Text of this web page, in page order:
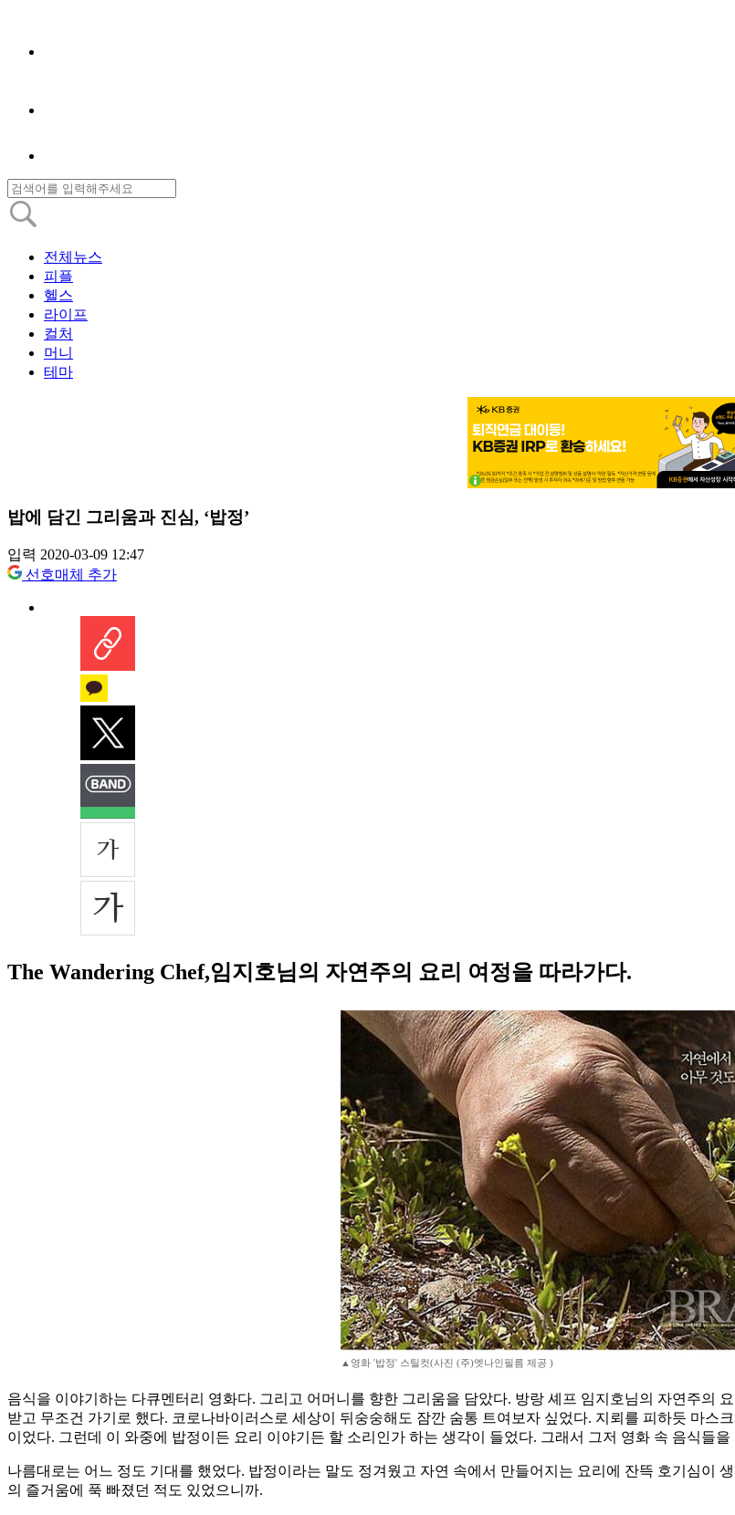
전체뉴스
피플
헬스
라이프
컬처
머니
테마
밥에 담긴 그리움과 진심, ‘밥정’
입력 2020-03-09 12:47
선호매체 추가
The Wandering Chef,임지호님의 자연주의 요리 여정을 따라가다.
▲영화 '밥정' 스틸컷(사진 (주)엣나인필름 제공 )
음식을 이야기하는 다큐멘터리 영화다. 그리고 어머니를 향한 그리움을 담았다. 방랑 셰프 임지호님의 자연주의
받고 무조건 가기로 했다. 코로나바이러스로 세상이 뒤숭숭해도 잠깐 숨통 트여보자 싶었다. 지뢰를 피하듯 마스
이었다. 그런데 이 와중에 밥정이든 요리 이야기든 할 소리인가 하는 생각이 들었다. 그래서 그저 영화 속 음식들
나름대로는 어느 정도 기대를 했었다. 밥정이라는 말도 정겨웠고 자연 속에서 만들어지는 요리에 잔뜩 호기심이
의 즐거움에 푹 빠졌던 적도 있었으니까.